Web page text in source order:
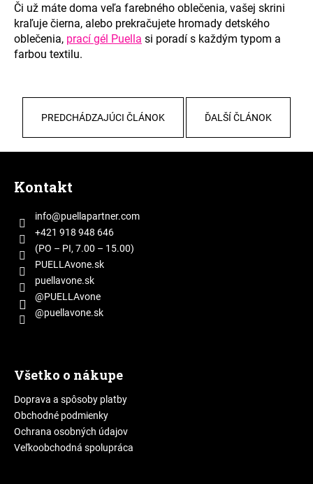
Či už máte doma veľa farebného oblečenia, vašej skrini
kraľuje čierna, alebo prekračujete hromady detského
oblečenia, prací gél Puella si poradí s každým typom a
farbou textilu.
PREDCHÁDZAJÚCI ČLÁNOK ĎALŠÍ ČLÁNOK
Kontakt
info@puellapartner.com
+421 918 948 646
(PO – PI, 7.00 – 15.00)
PUELLAvone.sk
puellavone.sk
@PUELLAvone
@puellavone.sk
Všetko o nákupe
Doprava a spôsoby platby
Obchodné podmienky
Ochrana osobných údajov
Veľkoobchodná spolupráca